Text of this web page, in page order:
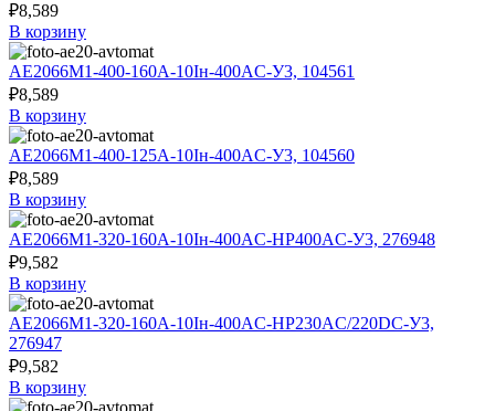
₽8,589
В корзину
АЕ2066М1-400-160А-10Iн-400AC-У3, 104561
₽8,589
В корзину
АЕ2066М1-400-125А-10Iн-400AC-У3, 104560
₽8,589
В корзину
АЕ2066М1-320-160А-10Iн-400AC-НР400AC-У3, 276948
₽9,582
В корзину
АЕ2066М1-320-160А-10Iн-400AC-НР230AC/220DC-У3,
276947
₽9,582
В корзину